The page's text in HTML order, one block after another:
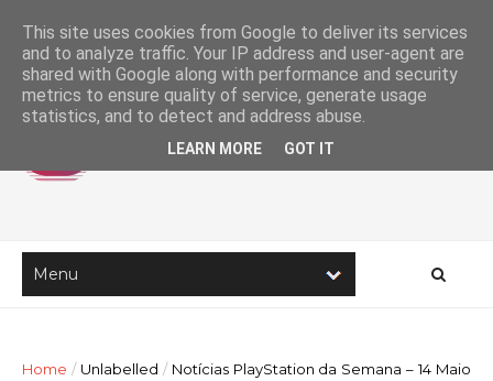
Home /Unlabelled / Notícias PlayStation da Semana – 14 Maio
This site uses cookies from Google to deliver its services
and to analyze traffic. Your IP address and user-agent are
shared with Google along with performance and security
metrics to ensure quality of service, generate usage
statistics, and to detect and address abuse.
LEARN MORE GOT IT